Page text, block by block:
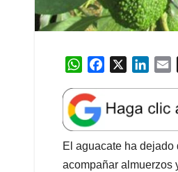
W
a
t
s
A
p
e
b
o
o
k
e
d
I
l
El aguacate ha
acompañar almuerzos